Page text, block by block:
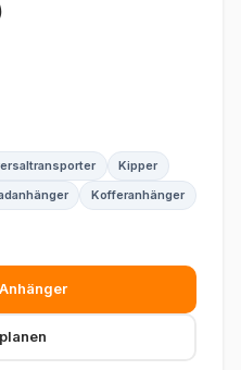
Kipper
Kofferanhänger